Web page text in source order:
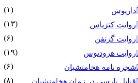
داریوش
(۱)
روایت کتزیاس
(۱۳)
روایت گزنفن
(۶)
روایت هرودتوس
(۱۹)
شجره نامه هخامنشیان
(۶)
قبایل پارسی در زمان هخامنشیان
(۸)